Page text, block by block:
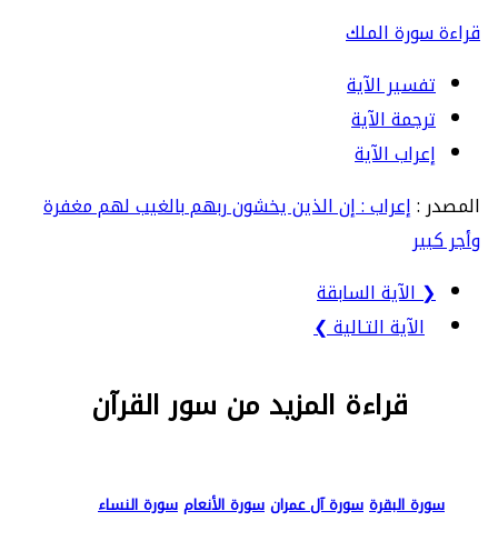
قراءة سورة الملك
تفسير الآية
ترجمة الآية
إعراب الآية
المصدر :إعراب : إن الذين يخشون ربهم بالغيب لهم مغفرة
وأجر كبير
❮ الآية السابقة
الآية التـالية ❯
قراءة المزيد من سور القرآن
سورة البقرة سورة آل عمران سورة الأنعام سورة النساء